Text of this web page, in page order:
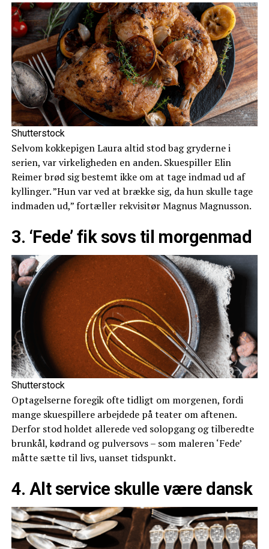
Shutterstock
Selvom kokkepigen Laura altid stod bag gryderne i
serien, var virkeligheden en anden. Skuespiller Elin
Reimer brød sig bestemt ikke om at tage indmad ud af
kyllinger. ”Hun var ved at brække sig, da hun skulle tage
indmaden ud,” fortæller rekvisitør Magnus Magnusson.
3. ‘Fede’ fik sovs til morgenmad
Shutterstock
Optagelserne foregik ofte tidligt om morgenen, fordi
mange skuespillere arbejdede på teater om aftenen.
Derfor stod holdet allerede ved solopgang og tilberedte
brunkål, kødrand og pulversovs – som maleren ‘Fede’
måtte sætte til livs, uanset tidspunkt.
4. Alt service skulle være dansk